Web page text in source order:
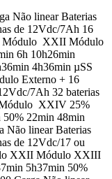
Não linear Baterias
de 12Vdc/7Ah 16
Módulo XXII Módulo
6h 10h26min
4h36min µSS
Externo + 16
7Ah 32 baterias
XXIV 25%
22min 48min
Não linear Baterias
de 12Vdc/17 ou
XXII Módulo XXIII
5h37min 50%